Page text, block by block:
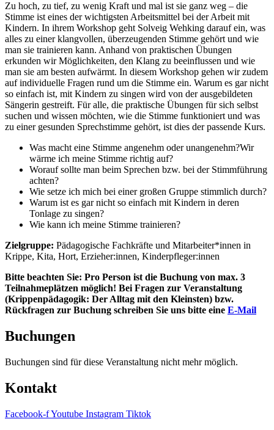
Zu hoch, zu tief, zu wenig Kraft und mal ist sie ganz weg – die
Stimme ist eines der wichtigsten Arbeitsmittel bei der Arbeit mit
Kindern. In ihrem Workshop geht Solveig Wehking darauf ein, was
alles zu einer klangvollen, überzeugenden Stimme gehört und wie
man sie trainieren kann. Anhand von praktischen Übungen
erkunden wir Möglichkeiten, den Klang zu beeinflussen und wie
man sie am besten aufwärmt. In diesem Workshop gehen wir zudem
auf individuelle Fragen rund um die Stimme ein. Warum es gar nicht
so einfach ist, mit Kindern zu singen wird von der ausgebildeten
Sängerin gestreift. Für alle, die praktische Übungen für sich selbst
suchen und wissen möchten, wie die Stimme funktioniert und was
zu einer gesunden Sprechstimme gehört, ist dies der passende Kurs.
Was macht eine Stimme angenehm oder unangenehm?Wir
wärme ich meine Stimme richtig auf?
Worauf sollte man beim Sprechen bzw. bei der Stimmführung
achten?
Wie setze ich mich bei einer großen Gruppe stimmlich durch?
Warum ist es gar nicht so einfach mit Kindern in deren
Tonlage zu singen?
Wie kann ich meine Stimme trainieren?
Zielgruppe: Pädagogische Fachkräfte und Mitarbeiter*innen in
Krippe, Kita, Hort, Erzieher:innen, Kinderpfleger:innen
Bitte beachten Sie: Pro Person ist die Buchung von max. 3
Teilnahmeplätzen möglich! Bei Fragen zur Veranstaltung
(Krippenpädagogik: Der Alltag mit den Kleinsten) bzw.
Rückfragen zur Buchung schreiben Sie uns bitte eine E-Mail
Buchungen
Buchungen sind für diese Veranstaltung nicht mehr möglich.
Kontakt
Facebook-fYoutube Instagram Tiktok